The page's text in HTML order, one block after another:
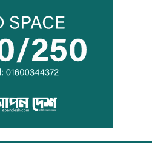
ইউএনওদের মানুষের কল্যাণে কাজ করার
আহবান প্রধানমন্ত্রীর
কালীগঞ্জে ৩ মাদকসেবীকে কারাদণ্ড